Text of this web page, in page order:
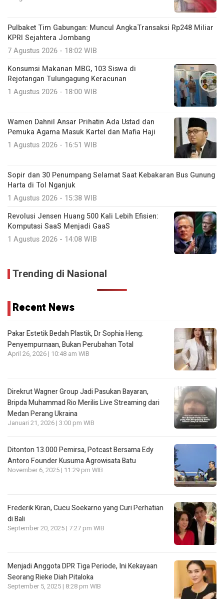
Pulbaket Tim Gabungan: Muncul AngkaTransaksi Rp248 Miliar
KPRI Sejahtera Jombang
7 Agustus 2026 - 18:02 WIB
Konsumsi Makanan MBG, 103 Siswa di
Rejotangan Tulungagung Keracunan
1 Agustus 2026 - 18:00 WIB
Wamen Dahnil Ansar Prihatin Ada Ustad dan
Pemuka Agama Masuk Kartel dan Mafia Haji
1 Agustus 2026 - 16:51 WIB
Sopir dan 30 Penumpang Selamat Saat Kebakaran Bus Gunung
Harta di Tol Nganjuk
1 Agustus 2026 - 15:38 WIB
Revolusi Jensen Huang 500 Kali Lebih Efisien:
Komputasi SaaS Menjadi GaaS
1 Agustus 2026 - 14:08 WIB
Trending di Nasional
Recent News
Pakar Estetik Bedah Plastik, Dr Sophia Heng:
Penyempurnaan, Bukan Perubahan Total
April 26, 2026 | 10:48 am WIB
Direkrut Wagner Group Jadi Pasukan Bayaran,
Bripda Muhammad Rio Merilis Live Streaming dari
Medan Perang Ukraina
Januari 21, 2026 | 3:00 pm WIB
Ditonton 13.000 Pemirsa, Potcast Bersama Edy
Antoro Founder Kusuma Agrowisata Batu
November 6, 2025 | 11:29 pm WIB
Frederik Kiran, Cucu Soekarno yang Curi Perhatian
di Bali
September 20, 2025 | 7:27 pm WIB
Menjadi Anggota DPR Tiga Periode, Ini Kekayaan
Seorang Rieke Diah Pitaloka
September 5, 2025 | 8:28 pm WIB